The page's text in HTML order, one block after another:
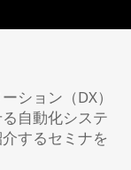
ション（DX）
自動化システ
するセミナを